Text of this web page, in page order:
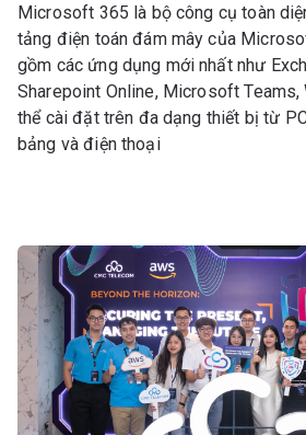
Microsoft 365 là bộ công cụ toàn
tảng điện toán đám mây của
gồm các ứng dụng mới nhất như
Sharepoint Online, Microsoft Teams,
thể cài đặt trên đa dạng thiết bị từ
bảng và điện thoại